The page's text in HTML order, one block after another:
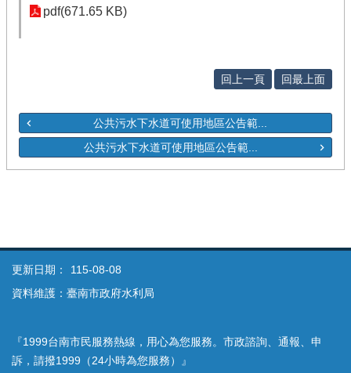
pdf(671.65 KB)
回上一頁 回最上面
公共污水下水道可使用地區公告範...
公共污水下水道可使用地區公告範...
更新日期：
115-08-08
資料維護：臺南市政府水利局
『1999台南市民服務熱線，用心為您服務。市政諮詢、通報、申
訴，請撥1999（24小時為您服務）』